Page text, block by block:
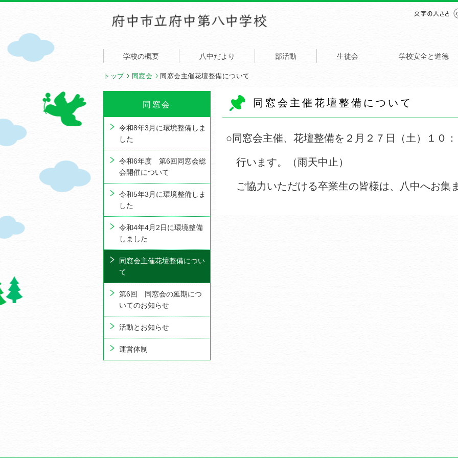
学校の概要 八中だより 部活動 生徒会 学校安全と道徳
トップ 同窓会 同窓会主催花壇整備について
同窓会主催花壇整備について
○同窓会主催、花壇整備を２月２７日（土）１０
行います。（雨天中止）
ご協力いただける卒業生の皆様は、八中へお集
同窓会
令和8年3月に環境整備しま
した
令和6年度 第6回同窓会総
会開催について
令和5年3月に環境整備しま
した
令和4年4月2日に環境整備
しました
同窓会主催花壇整備につい
て
第6回 同窓会の延期につ
いてのお知らせ
活動とお知らせ
運営体制